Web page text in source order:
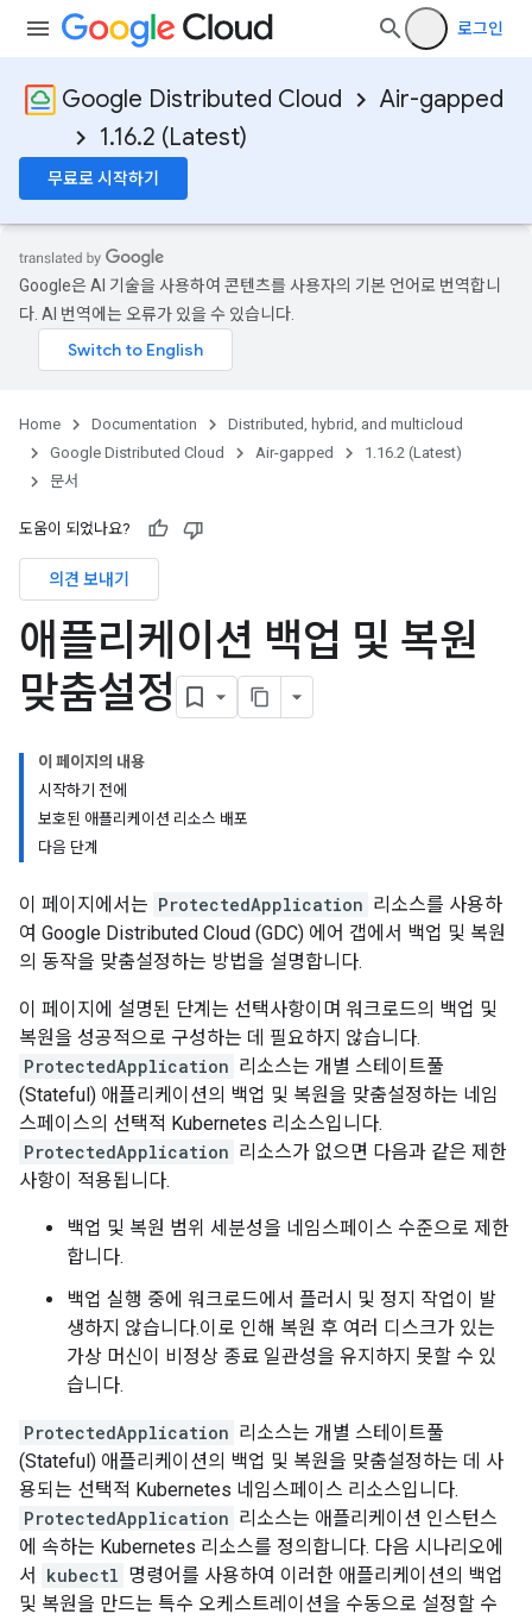
로그인
Google Distributed Cloud
Air-gapped
1.16.2 (Latest)
무료로 시작하기
Google은 AI 기술을 사용하여 콘텐츠를 사용자의 기본 언어로 번역합니
다. AI 번역에는 오류가 있을 수 있습니다.
Home Documentation
Distributed, hybrid, and multicloud
Google Distributed Cloud
Air-gapped
1.16.2 (Latest)
문서
도움이 되었나요?
의견 보내기
애플리케이션 백업 및 복원
맞춤설정
이 페이지의 내용
시작하기 전에
보호된 애플리케이션 리소스 배포
다음 단계
이 페이지에서는 ProtectedApplication 리소스를 사용하
여 Google Distributed Cloud (GDC) 에어 갭에서 백업 및 복원
의 동작을 맞춤설정하는 방법을 설명합니다.
이 페이지에 설명된 단계는 선택사항이며 워크로드의 백업 및
복원을 성공적으로 구성하는 데 필요하지 않습니다.
ProtectedApplication 리소스는 개별 스테이트풀
(Stateful) 애플리케이션의 백업 및 복원을 맞춤설정하는 네임
스페이스의 선택적 Kubernetes 리소스입니다.
ProtectedApplication 리소스가 없으면 다음과 같은 제한
사항이 적용됩니다.
백업 및 복원 범위 세분성을 네임스페이스 수준으로 제한
합니다.
백업 실행 중에 워크로드에서 플러시 및 정지 작업이 발
생하지 않습니다.이로 인해 복원 후 여러 디스크가 있는
가상 머신이 비정상 종료 일관성을 유지하지 못할 수 있
습니다.
ProtectedApplication 리소스는 개별 스테이트풀
(Stateful) 애플리케이션의 백업 및 복원을 맞춤설정하는 데 사
용되는 선택적 Kubernetes 네임스페이스 리소스입니다.
ProtectedApplication 리소스는 애플리케이션 인스턴스
에 속하는 Kubernetes 리소스를 정의합니다. 다음 시나리오에
서
kubectl 명령어를 사용하여 이러한 애플리케이션의 백업
및 복원을 만드는 특수 오케스트레이션을 수동으로 설정할 수